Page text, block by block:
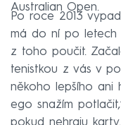
Australian Open.
Po roce 2013
má do ní po letech
z toho poučit.
tenistkou z vás v
někoho lepšího ani
ego snažím
pokud nehraju